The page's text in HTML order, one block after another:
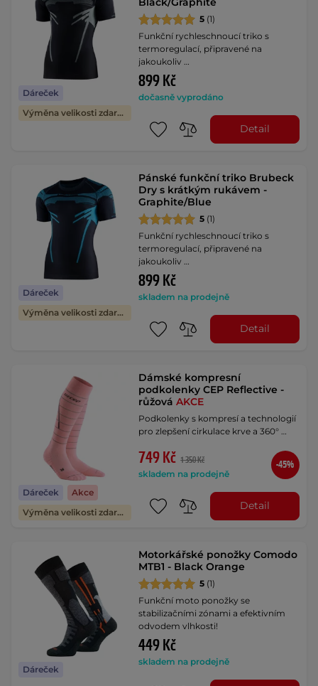
Dáreček
Výměna velikosti zdarma
5 (1)
Funkční rychleschnoucí triko s
termoregulací, připravené na
jakoukoliv …
899 Kč
dočasně vyprodáno
Detail
Dáreček
Výměna velikosti zdarma
Pánské funkční triko Brubeck
Dry s krátkým rukávem -
Graphite/Blue
5 (1)
Funkční rychleschnoucí triko s
termoregulací, připravené na
jakoukoliv …
899 Kč
skladem na prodejně
Detail
Dáreček
Akce
Výměna velikosti zdarma
Dámské kompresní
podkolenky CEP Reflective -
růžováAKCE
Podkolenky s kompresí a technologií
pro zlepšení cirkulace krve a 360° …
749 Kč 1 350 Kč
skladem na prodejně
-45%
Detail
Dáreček
Motorkářské ponožky Comodo
MTB1 - Black Orange
5 (1)
Funkční moto ponožky se
stabilizačními zónami a efektivním
odvodem vlhkosti!
449 Kč
skladem na prodejně